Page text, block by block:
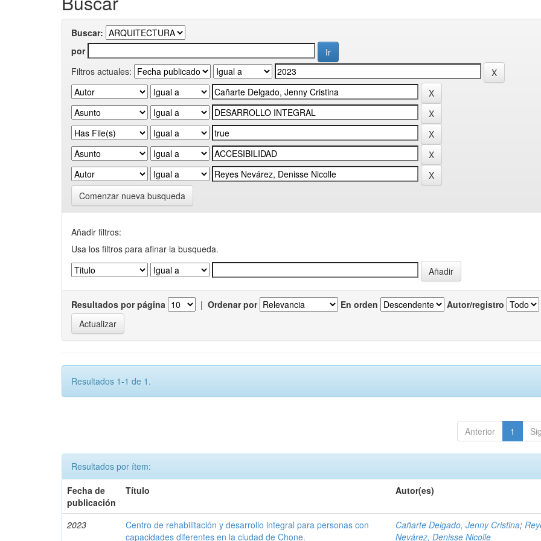
Buscar:
por
Filtros actuales:
Comenzar nueva busqueda
Añadir filtros:
Usa los filtros para afinar la busqueda.
Resultados por página | Ordenar por En orden Autor/registro
Resultados 1-1 de 1.
Anterior 1
Resultados por ítem:
Fecha de
publicación
Título Autor(es)
2023
Centro de rehabilitación y desarrollo integral para personas con
capacidades diferentes en la ciudad de Chone.
Cañarte Delgado, Jenny Cristina;
Nevárez, Denisse Nicolle